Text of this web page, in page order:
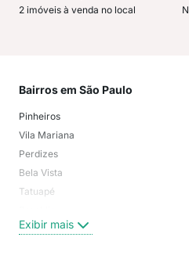
2 imóveis à venda no local
Bairros em São Paulo
Pinheiros
Vila Mariana
Perdizes
Bela Vista
Tatuapé
Centro
Exibir mais